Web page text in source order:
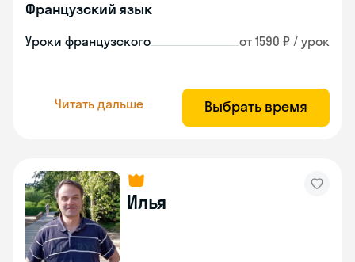
Французский язык
Уроки французского от 1590 ₽ / урок
Читать дальше Выбрать время
Илья